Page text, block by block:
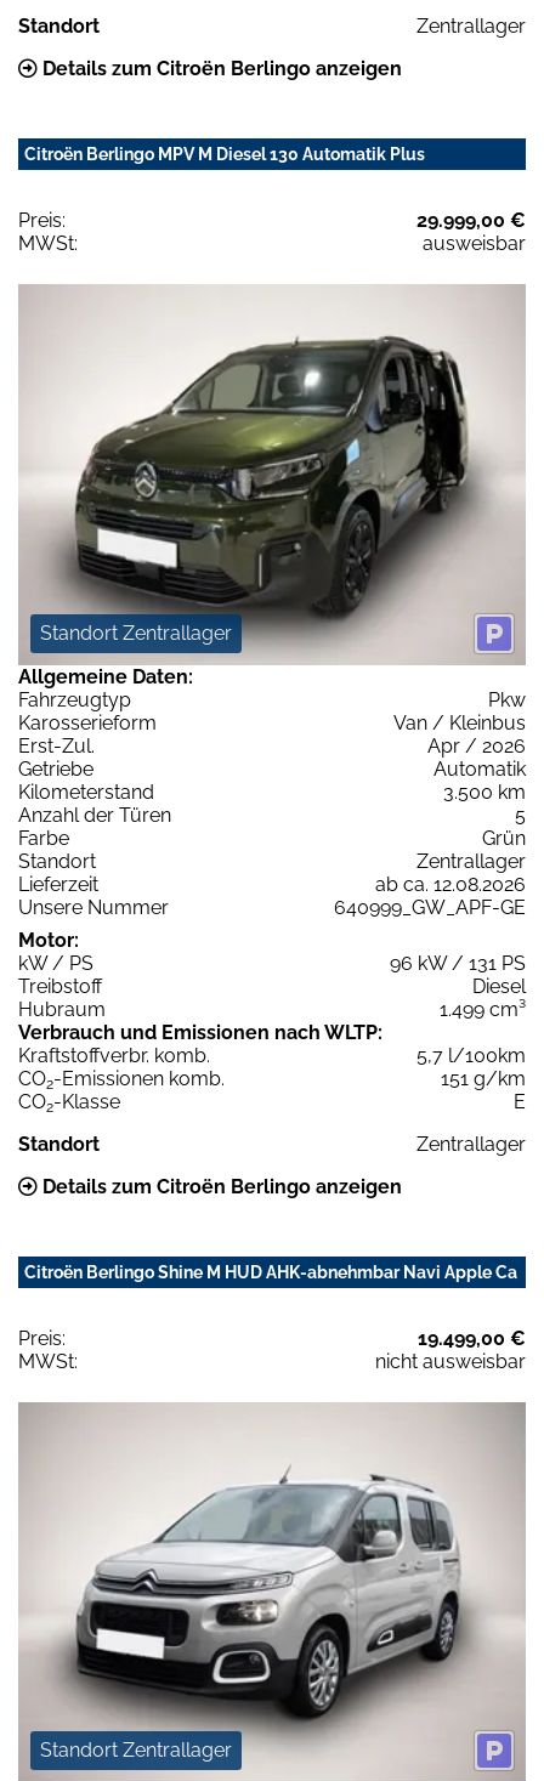
Standort
Zentrallager
Details zum Citroën Berlingo anzeigen
Citroën Berlingo MPV M Diesel 130 Automatik Plus
Preis:
29.999,00 €
MWSt:
ausweisbar
Standort Zentrallager
Allgemeine Daten:
Fahrzeugtyp
Pkw
Karosserieform
Van / Kleinbus
Erst-Zul.
Apr / 2026
Getriebe
Automatik
Kilometerstand
3.500 km
Anzahl der Türen
5
Farbe
Grün
Standort
Zentrallager
Lieferzeit
ab ca. 12.08.2026
Unsere Nummer
640999_GW_APF-GE
Motor:
kW / PS
96 kW / 131 PS
Treibstoff
Diesel
Hubraum
1.499 cm³
Verbrauch und Emissionen nach WLTP:
Kraftstoffverbr. komb.
5,7 l/100km
CO2-Emissionen komb.
151 g/km
CO2-Klasse
E
Standort
Zentrallager
Details zum Citroën Berlingo anzeigen
Citroën Berlingo Shine M HUD AHK-abnehmbar Navi Apple Ca
Preis:
19.499,00 €
MWSt:
nicht ausweisbar
Standort Zentrallager